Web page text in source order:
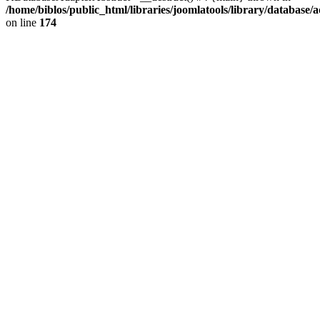
/home/biblos/public_html/libraries/joomlatools/library/database/
on line 174